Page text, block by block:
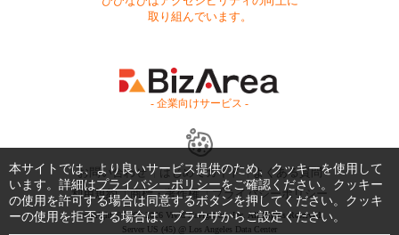
取り組んでいます。
- 企業向けサービス -
お問い合わせ はじめてガイド
よくある質問
利用規約
商標・著作権 プライバシーポリシー
Copyright © 1999-2026 Vivid Navigation, Inc. All Rights Reserved.
Server US (45) @ Los Angeles Data Center
本サイトでは、より良いサービス提供のため、クッキーを使用して
います。詳細はプライバシーポリシーをご確認ください。クッキー
の使用を許可する場合は同意するボタンを押してください。クッキ
ーの使用を拒否する場合は、ブラウザからご設定ください。